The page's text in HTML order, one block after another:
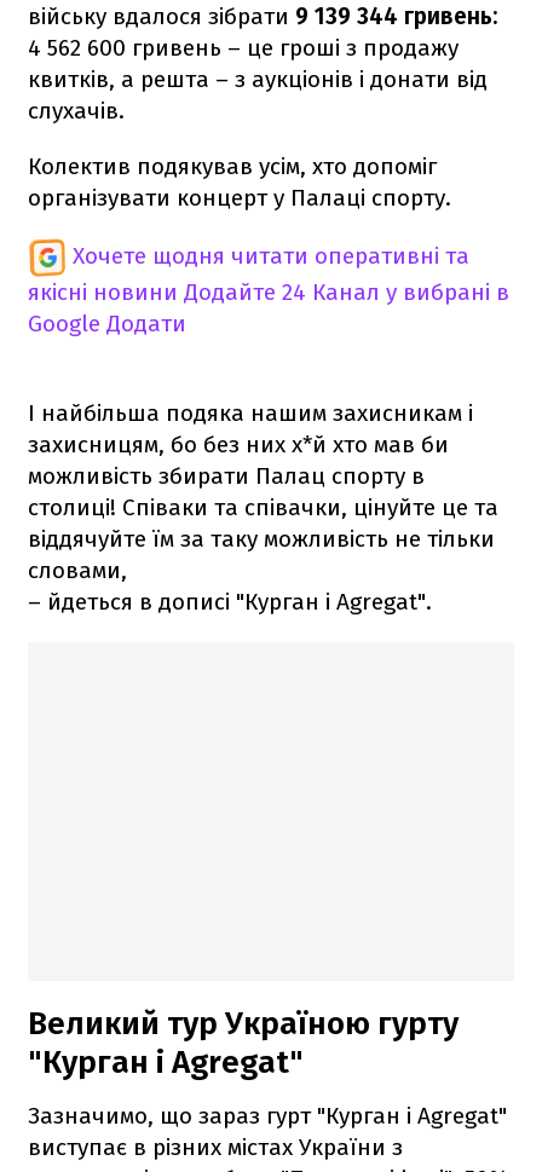
війську вдалося зібрати 9 139 344 гривень:
4 562 600 гривень – це гроші з продажу
квитків, а решта – з аукціонів і донати від
слухачів.
Колектив подякував усім, хто допоміг
організувати концерт у Палаці спорту.
Хочете щодня читати оперативні та
якісні новини Додайте 24 Канал у вибрані в
Google Додати
І найбільша подяка нашим захисникам і
захисницям, бо без них х*й хто мав би
можливість збирати Палац спорту в
столиці! Співаки та співачки, цінуйте це та
віддячуйте їм за таку можливість не тільки
словами,
– йдеться в дописі "Курган і Agregat".
Великий тур Україною гурту
"Курган і Agregat"
Зазначимо, що зараз гурт "Курган і Agregat"
виступає в різних містах України з